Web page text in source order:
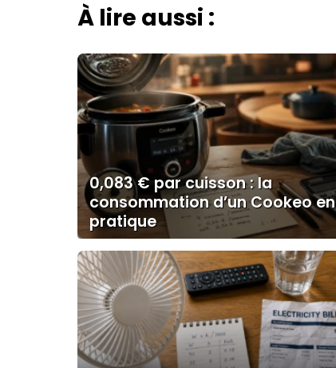
À lire aussi :
0,083 € par cuisson : la
consommation d’un Cookeo en
pratique